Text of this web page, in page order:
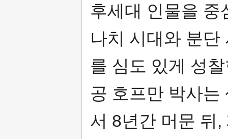
후세대 인물을 중
나치 시대와 분단
를 심도 있게 성
공 호프만 박사는
서 8년간 머문 뒤